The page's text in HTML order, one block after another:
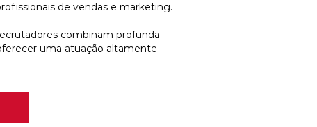
de vendas e marketing.
combinam profunda
uma atuação altamente